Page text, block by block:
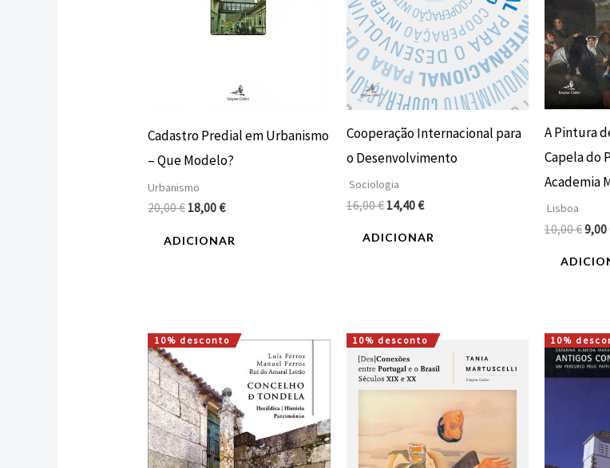
Cadastro Predial em Urbanismo
– Que Modelo?
Urbanismo
20,00€18,00€
ADICIONAR
Cooperação Internacional para
o Desenvolvimento
Sociologia
16,00€ 14,40€
ADICIONAR
A Pintura
Capela do
Academia
Lisboa
10,00€9,00
10% desconto
O
original
era:
27,56 €.
O
atual
é:
24,80 €.
10% desconto
O
preço
original
era:
O
preço
atual
é:
13,50 €.
10%
O